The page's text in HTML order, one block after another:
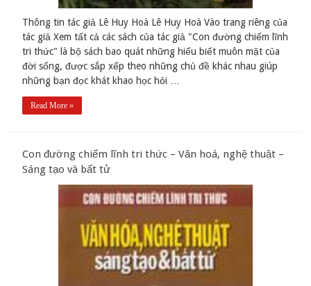
Thông tin tác giả Lê Huy Hoà Lê Huy Hoà Vào trang riêng của
tác giả Xem tất cả các sách của tác giả "Con đường chiếm lĩnh
tri thức" là bộ sách bao quát những hiểu biết muôn mặt của
đời sống, được sắp xếp theo những chủ đề khác nhau giúp
những bạn đọc khát khao học hỏi …
Read More »
Con đường chiếm lĩnh tri thức – Văn hoá, nghệ thuật –
Sáng tạo và bất tử